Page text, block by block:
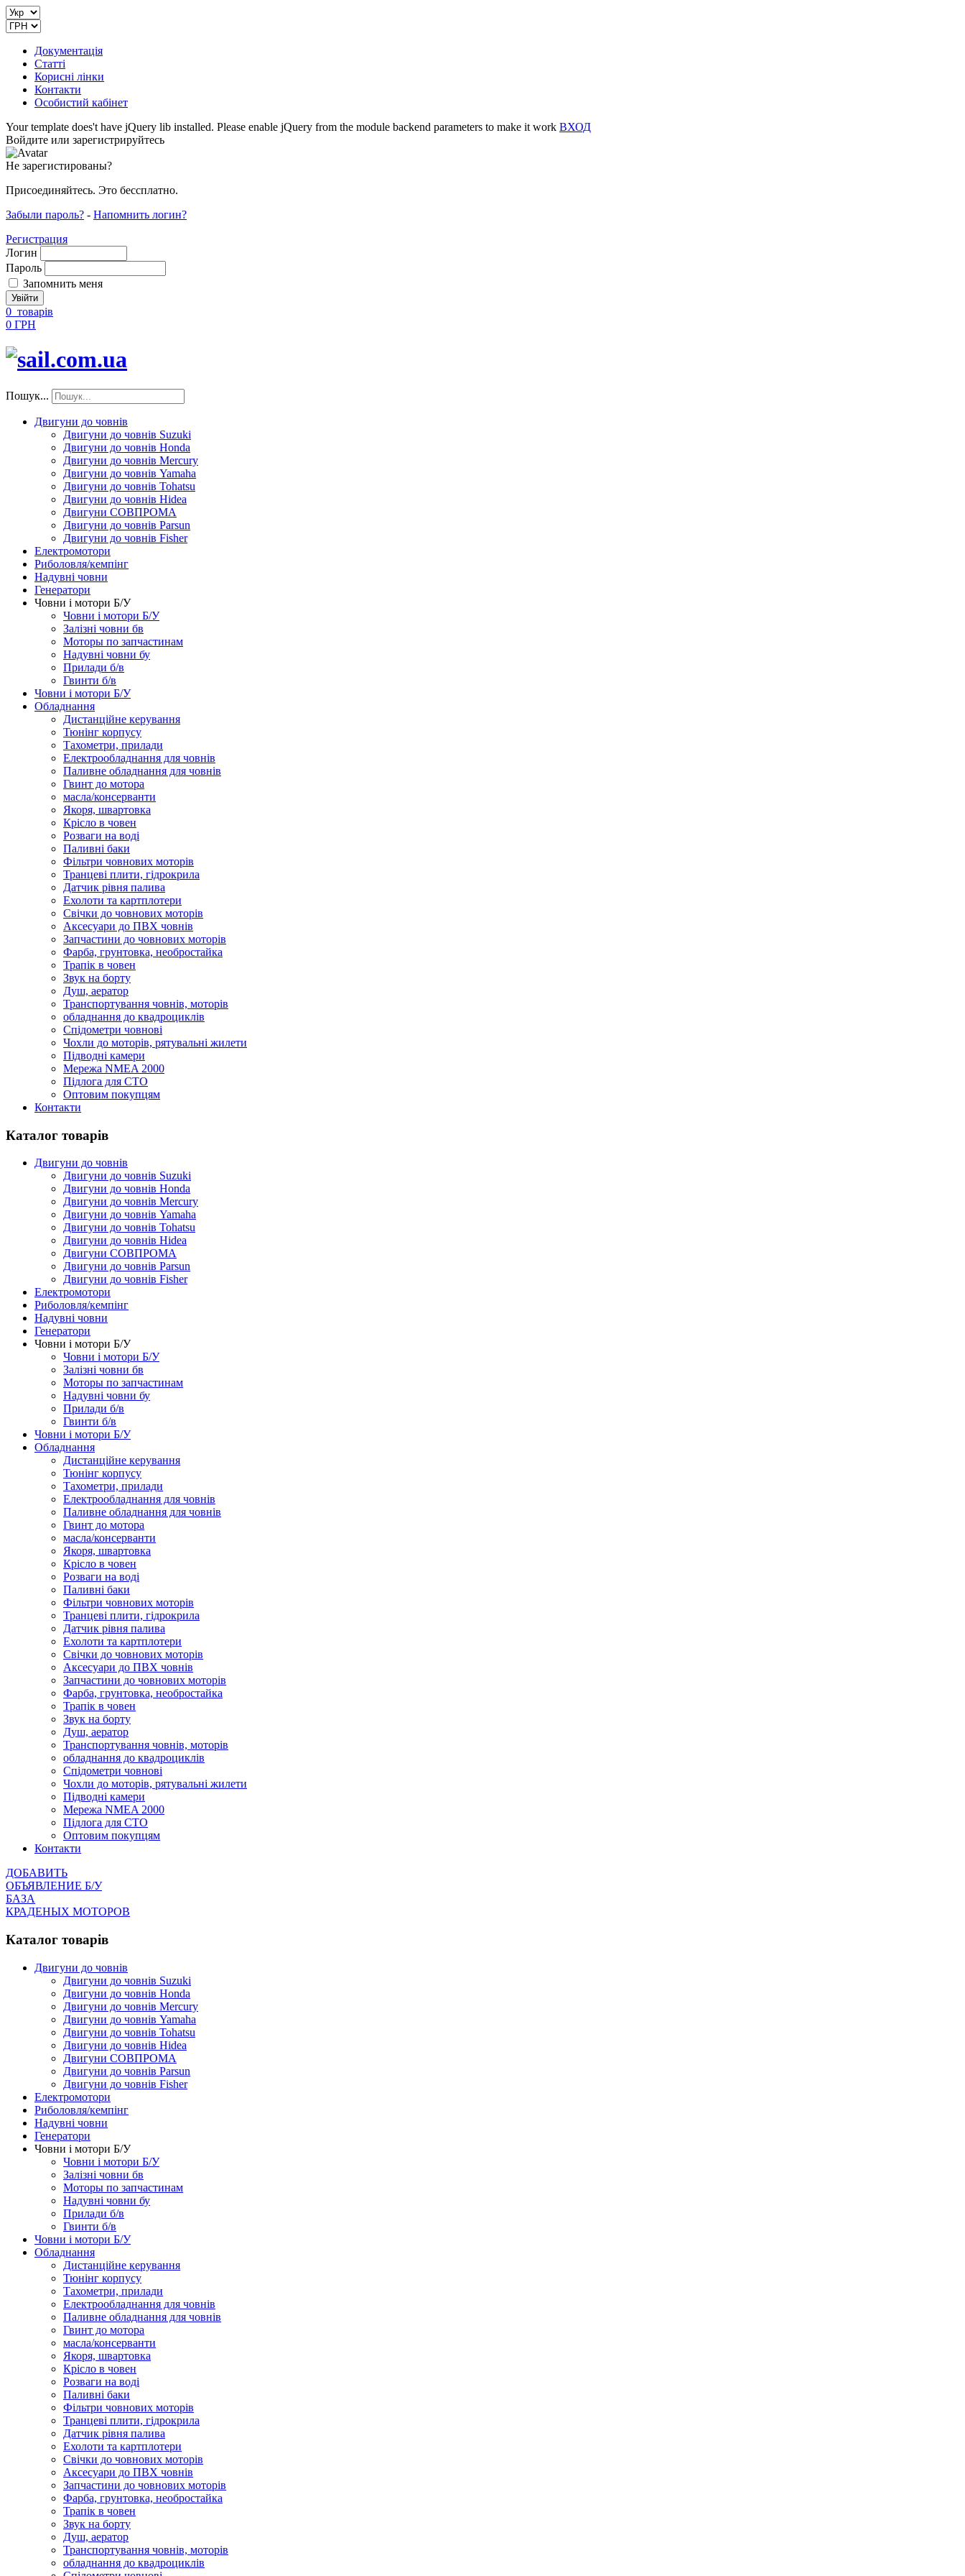
Документація
Статті
Корисні лінки
Контакти
Особистий кабінет
Your template does't have jQuery lib installed. Please enable jQuery from the module backend parameters to make it work ВХОД
Войдите или зарегистрируйтесь
Не зарегистированы?
Присоединяйтесь. Это бессплатно.
Забыли пароль? - Напомнить логин?
Регистрация
Логин
Пароль
Запомнить меня
0 товарів
0 ГРН
Пошук...
Двигуни до човнів
Двигуни до човнів Suzuki
Двигуни до човнів Honda
Двигуни до човнів Mercury
Двигуни до човнів Yamaha
Двигуни до човнів Tohatsu
Двигуни до човнів Hidea
Двигуни СОВПРОМА
Двигуни до човнів Parsun
Двигуни до човнів Fisher
Електромотори
Риболовля/кемпінг
Надувні човни
Генератори
Човни і мотори Б/У
Човни і мотори Б/У
Залізні човни бв
Моторы по запчастинам
Надувні човни бу
Прилади б/в
Гвинти б/в
Човни і мотори Б/У
Обладнання
Дистанційне керування
Тюнінг корпусу
Тахометри, прилади
Електрообладнання для човнів
Паливне обладнання для човнів
Гвинт до мотора
масла/консерванти
Якоря, швартовка
Крісло в човен
Розваги на воді
Паливні баки
Фільтри човнових моторів
Транцеві плити, гідрокрила
Датчик рівня палива
Ехолоти та картплотери
Cвічки до човнових моторів
Аксесуари до ПВХ човнів
Запчастини до човнових моторів
Фарба, грунтовка, необростайка
Трапік в човен
Звук на борту
Душ, аератор
Транспортування човнів, моторів
обладнання до квадроциклів
Спідометри човнові
Чохли до моторів, рятувальні жилети
Підводні камери
Мережа NMEA 2000
Підлога для СТО
Оптовим покупцям
Контакти
Каталог товарів
Двигуни до човнів
Двигуни до човнів Suzuki
Двигуни до човнів Honda
Двигуни до човнів Mercury
Двигуни до човнів Yamaha
Двигуни до човнів Tohatsu
Двигуни до човнів Hidea
Двигуни СОВПРОМА
Двигуни до човнів Parsun
Двигуни до човнів Fisher
Електромотори
Риболовля/кемпінг
Надувні човни
Генератори
Човни і мотори Б/У
Човни і мотори Б/У
Залізні човни бв
Моторы по запчастинам
Надувні човни бу
Прилади б/в
Гвинти б/в
Човни і мотори Б/У
Обладнання
Дистанційне керування
Тюнінг корпусу
Тахометри, прилади
Електрообладнання для човнів
Паливне обладнання для човнів
Гвинт до мотора
масла/консерванти
Якоря, швартовка
Крісло в човен
Розваги на воді
Паливні баки
Фільтри човнових моторів
Транцеві плити, гідрокрила
Датчик рівня палива
Ехолоти та картплотери
Cвічки до човнових моторів
Аксесуари до ПВХ човнів
Запчастини до човнових моторів
Фарба, грунтовка, необростайка
Трапік в човен
Звук на борту
Душ, аератор
Транспортування човнів, моторів
обладнання до квадроциклів
Спідометри човнові
Чохли до моторів, рятувальні жилети
Підводні камери
Мережа NMEA 2000
Підлога для СТО
Оптовим покупцям
Контакти
ДОБАВИТЬ
ОБЪЯВЛЕНИЕ Б/У
БАЗА
КРАДЕНЫХ МОТОРОВ
Каталог товарів
Двигуни до човнів
Двигуни до човнів Suzuki
Двигуни до човнів Honda
Двигуни до човнів Mercury
Двигуни до човнів Yamaha
Двигуни до човнів Tohatsu
Двигуни до човнів Hidea
Двигуни СОВПРОМА
Двигуни до човнів Parsun
Двигуни до човнів Fisher
Електромотори
Риболовля/кемпінг
Надувні човни
Генератори
Човни і мотори Б/У
Човни і мотори Б/У
Залізні човни бв
Моторы по запчастинам
Надувні човни бу
Прилади б/в
Гвинти б/в
Човни і мотори Б/У
Обладнання
Дистанційне керування
Тюнінг корпусу
Тахометри, прилади
Електрообладнання для човнів
Паливне обладнання для човнів
Гвинт до мотора
масла/консерванти
Якоря, швартовка
Крісло в човен
Розваги на воді
Паливні баки
Фільтри човнових моторів
Транцеві плити, гідрокрила
Датчик рівня палива
Ехолоти та картплотери
Cвічки до човнових моторів
Аксесуари до ПВХ човнів
Запчастини до човнових моторів
Фарба, грунтовка, необростайка
Трапік в човен
Звук на борту
Душ, аератор
Транспортування човнів, моторів
обладнання до квадроциклів